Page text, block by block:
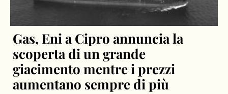
Gas, Eni a Cipro annuncia la
scoperta di un grande
giacimento mentre i prezzi
aumentano sempre di più